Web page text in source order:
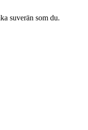
suverän som du.